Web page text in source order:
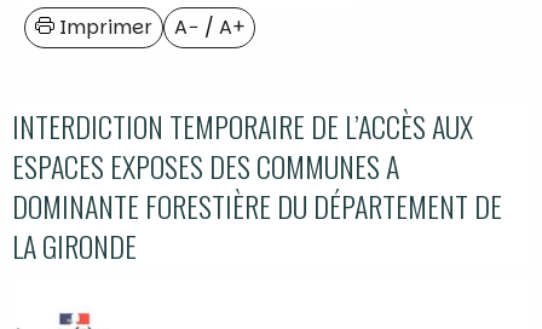
A− / A+
Imprimer
INTERDICTION TEMPORAIRE DE L’ACCÈS AUX
ESPACES EXPOSES DES COMMUNES A
DOMINANTE FORESTIÈRE DU DÉPARTEMENT DE
LA GIRONDE